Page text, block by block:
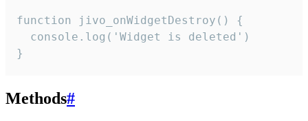
function jivo_onWidgetDestroy() {
  console.log('Widget is deleted')
}
Methods#